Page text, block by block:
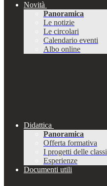
Novità
Panoramica
Le notizie
Le circolari
Calendario eventi
Albo online
Didattica
Panoramica
Offerta formativa
I progetti delle classi
Esperienze
Documenti utili